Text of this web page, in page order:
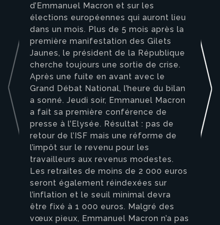
d’Emmanuel Macron et sur les
élections européennes qui auront lieu
dans un mois. Plus de 5 mois après la
première manifestation des Gilets
Jaunes, le président de la République
cherche toujours une sortie de crise.
Après une fuite en avant avec le
Grand Débat National, l’heure du bilan
a sonné. Jeudi soir, Emmanuel Macron
a fait sa première conférence de
presse à l’Elysée. Résultat : pas de
retour de l’ISF mais une réforme de
l’impôt sur le revenu pour les
travailleurs aux revenus modestes.
Les retraites de moins de 2 000 euros
seront également réindexées sur
l’inflation et le seuil minimal devra
être fixé à 1 000 euros. Malgré des
vœux pieux, Emmanuel Macron n’a pas